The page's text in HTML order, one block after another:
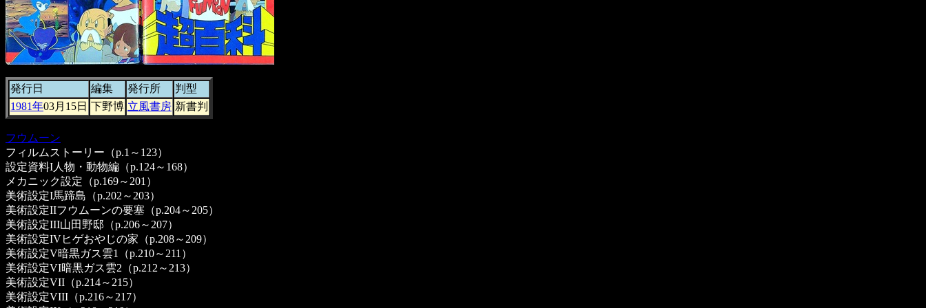
発行日 編集 発行所
判型
1981年03月15日 下野博 立風書房 新書判
フウムーン
フィルムストーリー（p.1～123）
設定資料I人物・動物編（p.124～168）
メカニック設定（p.169～201）
美術設定I馬蹄島（p.202～203）
美術設定IIフウムーンの要塞（p.204～205）
美術設定III山田野邸（p.206～207）
美術設定IVヒゲおやじの家（p.208～209）
美術設定V暗黒ガス雲1（p.210～211）
美術設定VI暗黒ガス雲2（p.212～213）
美術設定VII（p.214～215）
美術設定VIII（p.216～217）